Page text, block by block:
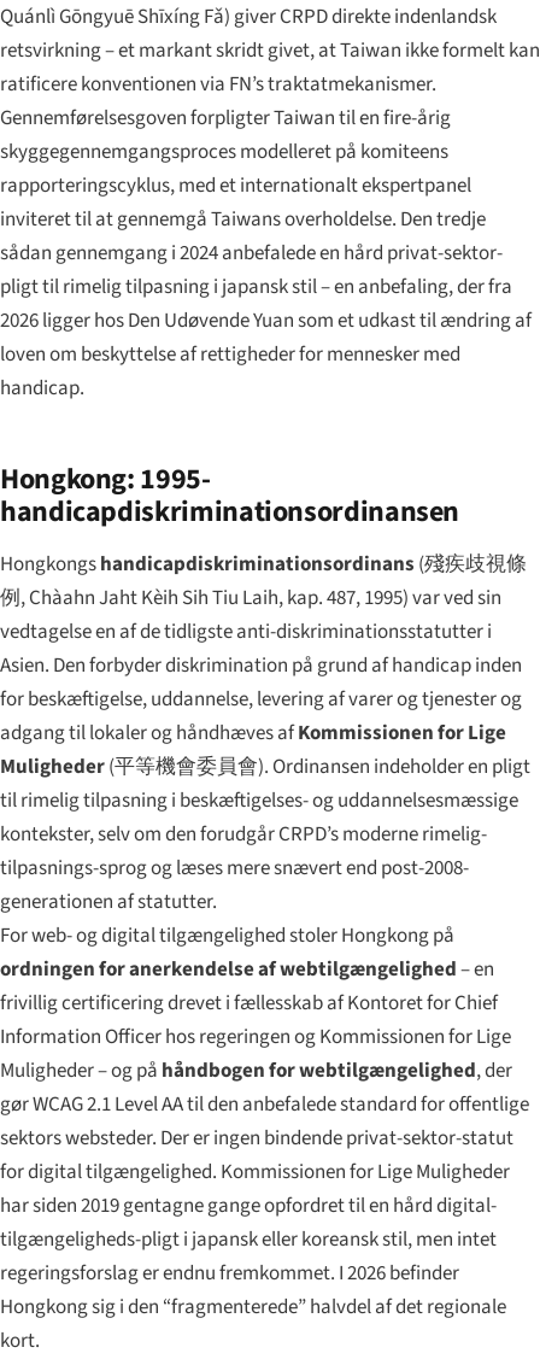
Quánlì Gōngyuē Shīxíng Fǎ) giver CRPD direkte indenlandsk
retsvirkning – et markant skridt givet, at Taiwan ikke formelt kan
ratificere konventionen via FN’s traktatmekanismer.
Gennemførelsesgoven forpligter Taiwan til en fire-årig
skyggegennemgangsproces modelleret på komiteens
rapporteringscyklus, med et internationalt ekspertpanel
inviteret til at gennemgå Taiwans overholdelse. Den tredje
sådan gennemgang i 2024 anbefalede en hård privat-sektor-
pligt til rimelig tilpasning i japansk stil – en anbefaling, der fra
2026 ligger hos Den Udøvende Yuan som et udkast til ændring af
loven om beskyttelse af rettigheder for mennesker med
handicap.
Hongkong: 1995-
handicapdiskriminationsordinansen
Hongkongshandicapdiskriminationsordinans (殘疾歧視條
例,Chàahn Jaht Kèih Sih Tiu Laih, kap. 487, 1995) var ved sin
vedtagelse en af de tidligste anti-diskriminationsstatutter i
Asien. Den forbyder diskrimination på grund af handicap inden
for beskæftigelse, uddannelse, levering af varer og tjenester og
adgang til lokaler og håndhæves afKommissionen for Lige
Muligheder(平等機會委員會). Ordinansen indeholder en pligt
til rimelig tilpasning i beskæftigelses- og uddannelsesmæssige
kontekster, selv om den forudgår CRPD’s moderne rimelig-
tilpasnings-sprog og læses mere snævert end post-2008-
generationen af statutter.
For web- og digital tilgængelighed stoler Hongkong på
ordningen for anerkendelse af webtilgængelighed– en
frivillig certificering drevet i fællesskab af Kontoret for Chief
Information Officer hos regeringen og Kommissionen for Lige
Muligheder – og på håndbogen for webtilgængelighed, der
gør WCAG 2.1 Level AA til den anbefalede standard for offentlige
sektors websteder. Der er ingen bindende privat-sektor-statut
for digital tilgængelighed. Kommissionen for Lige Muligheder
har siden 2019 gentagne gange opfordret til en hård digital-
tilgængeligheds-pligt i japansk eller koreansk stil, men intet
regeringsforslag er endnu fremkommet. I 2026 befinder
Hongkong sig i den “fragmenterede” halvdel af det regionale
kort.